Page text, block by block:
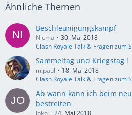
Ähnliche Themen
Beschleunigungskampf
Nicma
30. Mai 2018
Clash Royale Talk & Fragen zum
Sammeltag und Kriegstag !
m.paul
18. Mai 2018
Clash Royale Talk & Fragen zum
Ab wann kann ich beim
bestreiten
Joko
24. Mai 2018